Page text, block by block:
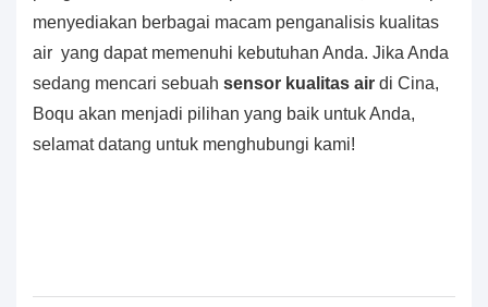
menyediakan berbagai macam penganalisis kualitas
air yang dapat memenuhi kebutuhan Anda. Jika Anda
sedang mencari sebuah sensor kualitas air di Cina,
Boqu akan menjadi pilihan yang baik untuk Anda,
selamat datang untuk menghubungi kami!